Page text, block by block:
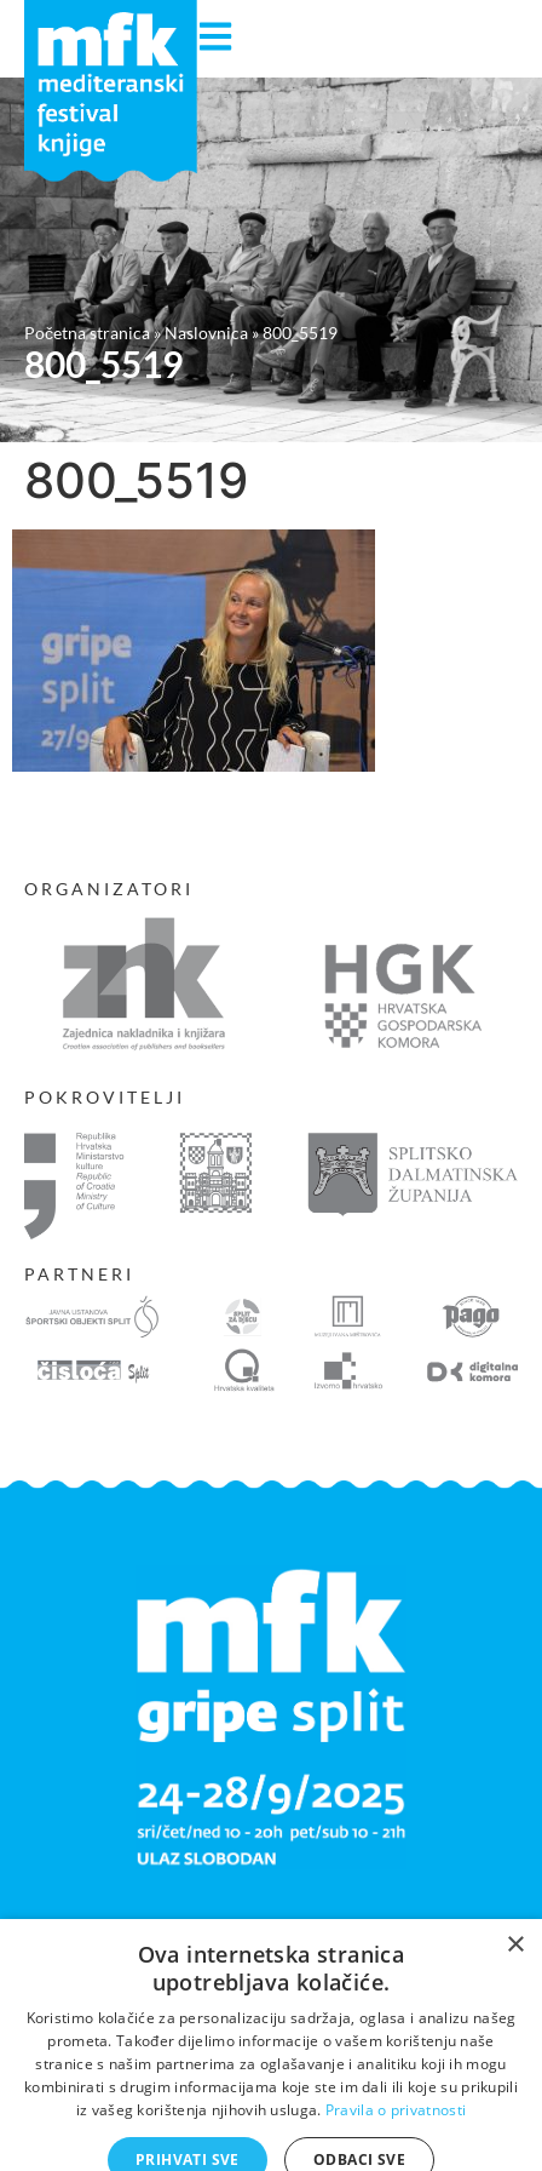
Početna stranica»Naslovnica»800_5519
800_5519
800_5519
ORGANIZATORI
POKROVITELJI
PARTNERI
Libar plete mrižu svoju!
×
Ova internetska stranica
upotrebljava kolačiće.
Koristimo kolačiće za personalizaciju sadržaja, oglasa i analizu našeg
prometa. Također dijelimo informacije o vašem korištenju naše
stranice s našim partnerima za oglašavanje i analitiku koji ih mogu
kombinirati s drugim informacijama koje ste im dali ili koje su prikupili
iz vašeg korištenja njihovih usluga. Pravila o privatnosti
PRIHVATI SVE ODBACI SVE